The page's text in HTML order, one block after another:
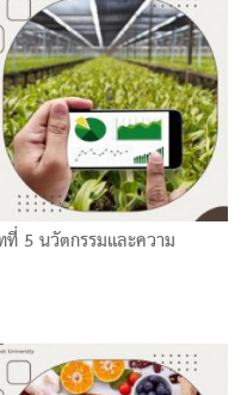
5 นวัตกรรมและความ